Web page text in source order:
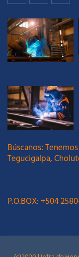
Búscanos:
Tegucigalpa,
P.O.BOX: +504